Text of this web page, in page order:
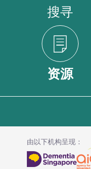
搜寻
资源
由以下机构呈现：